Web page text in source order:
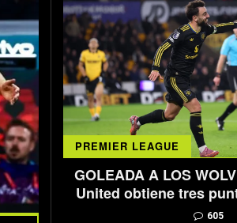
PREMIER LEAGUE
GOLEADA A LOS
United obtiene tres
605